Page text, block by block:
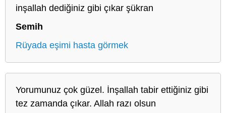
inşallah dediğiniz gibi çıkar şükran
Semih
Rüyada eşimi hasta görmek
Yorumunuz çok güzel. İnşallah tabir ettiğiniz gibi
tez zamanda çıkar. Allah razı olsun